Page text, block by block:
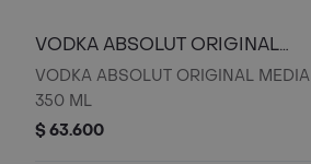
VODKA ABSOLUT ORIGINAL
MEDIA 350 ML
VODKA ABSOLUT ORIGINAL MEDIA
350 ML
$ 63.600